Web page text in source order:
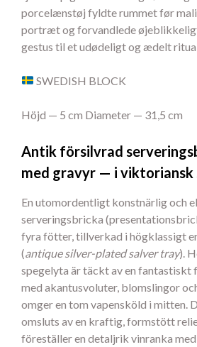
porcelænstøj fyldte rummet før
portræt og forvandlede
gestus til et udødeligt og ædelt
SWEDISH BLOCK
Höjd — 5 cm Diameter — 31,5 cm
Antik försilvrad
med gravyr — i viktoriansk
En utomordentligt konstnärlig och
serveringsbricka
fyra fötter, tillverkad i högklassigt
(antique silver-plated salver tray).
spegelyta är täckt av en fantastiskt
med akantusvoluter, blomslingor
omger en tom vapensköld i mitten.
omsluts av en kraftig, formstött
föreställer en detaljrik vinranka